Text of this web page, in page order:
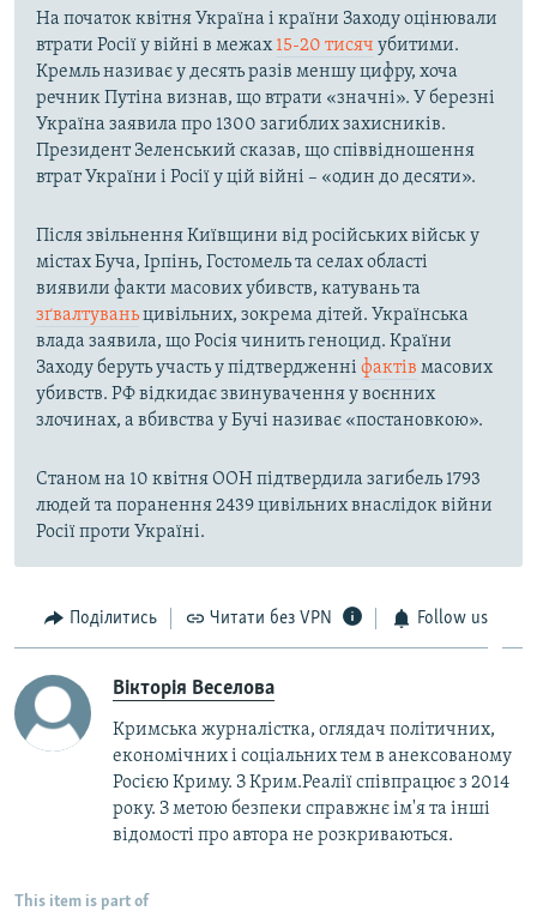
На початок квітня Україна і країни Заходу оцінювали
втрати Росії у війні в межах 15-20 тисяч убитими.
Кремль називає у десять разів меншу цифру, хоча
речник Путіна визнав, що втрати «значні». У березні
Україна заявила про 1300 загиблих захисників.
Президент Зеленський сказав, що співвідношення
втрат України і Росії у цій війні – «один до десяти».
Після звільнення Київщини від російських військ у
містах Буча, Ірпінь, Гостомель та селах області
виявили факти масових убивств, катувань та
зґвалтуваньцивільних, зокрема дітей. Українська
влада заявила, що Росія чинить геноцид. Країни
Заходу беруть участь у підтвердженні фактів масових
убивств. РФ відкидає звинувачення у воєнних
злочинах, а вбивства у Бучі називає «постановкою».
Станом на 10 квітня ООН підтвердила загибель 1793
людей та поранення 2439 цивільних внаслідок війни
Росії проти Україні.
Поділитись Читати без VPN Follow us
Вікторія Веселова
Кримська журналістка, оглядач політичних,
економічних і соціальних тем в анексованому
Росією Криму. З Крим.Реалії співпрацює з 2014
року. З метою безпеки справжнє ім'я та інші
відомості про автора не розкриваються.
This item is part of